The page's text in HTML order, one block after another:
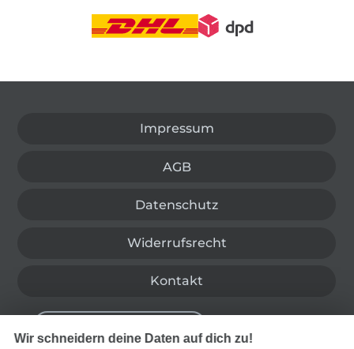
Impressum
AGB
Datenschutz
Widerrufsrecht
Kontakt
Wir schneidern deine Daten auf dich zu!